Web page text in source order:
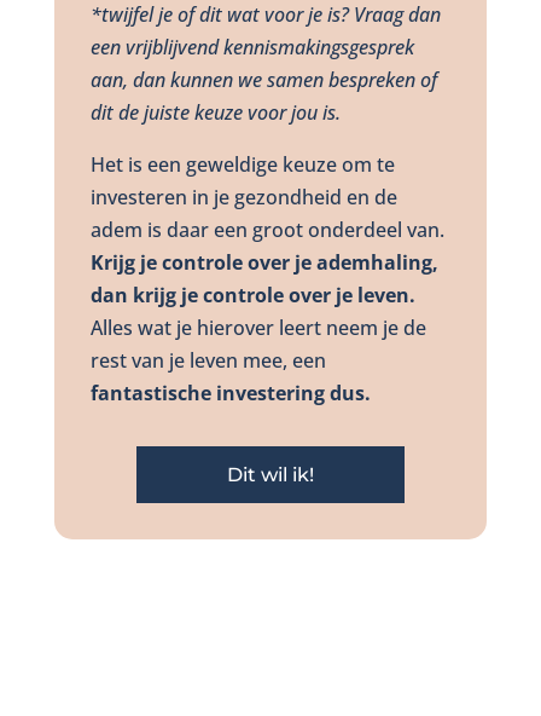
*twijfel je of dit wat voor je is? Vraag dan
een vrijblijvend kennismakingsgesprek
aan, dan kunnen we samen bespreken of
dit de juiste keuze voor jou is.
Het is een geweldige keuze om te
investeren in je gezondheid en de
adem is daar een groot onderdeel van.
Krijg je controle over je ademhaling,
dan krijg je controle over je leven.
Alles wat je hierover leert neem je de
rest van je leven mee, een
fantastische investering dus.
Dit wil ik!